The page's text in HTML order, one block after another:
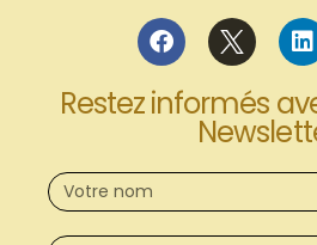
Restez informés